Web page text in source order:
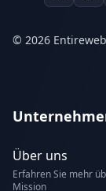
© 2026
Über uns
Erfahren Sie mehr
Mission